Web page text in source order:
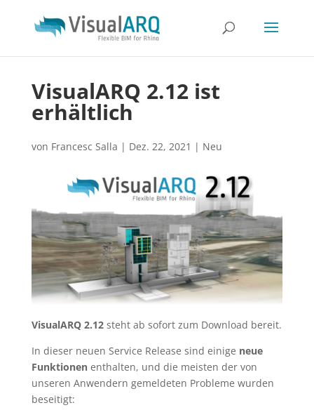
VisualARQ 2.12 ist
erhältlich
von Francesc Salla | Dez. 22, 2021 | Neu
VisualARQ 2.12steht ab sofort zum Download bereit.
In dieser neuen Service Release sind einige neue
Funktionenenthalten, und die meisten der von
unseren Anwendern gemeldeten Probleme wurden
beseitigt: